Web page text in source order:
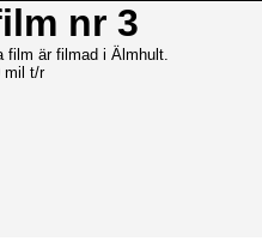
nr 3
film är filmad i Älmhult.
mil t/r